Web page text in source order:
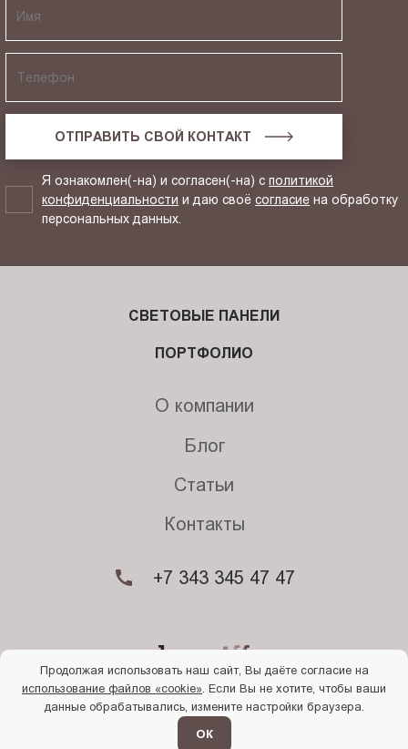
ОТПРАВИТЬ СВОЙ КОНТАКТ
Я ознакомлен(-на) и согласен(-на) сполитикой
конфиденциальности и даю своёсогласие на обработку
персональных данных.
© 2026. Begriff
Политика конфиденциальности
СВЕТОВЫЕ ПАНЕЛИ
ПОРТФОЛИО
О компании
Блог
Статьи
Контакты
+7 343 345 47 47
Продолжая использовать наш сайт, Вы даёте согласие на
использование файлов «cookie» . Если Вы не хотите, чтобы ваши
данные обрабатывались, измените настройки браузера.
ОК